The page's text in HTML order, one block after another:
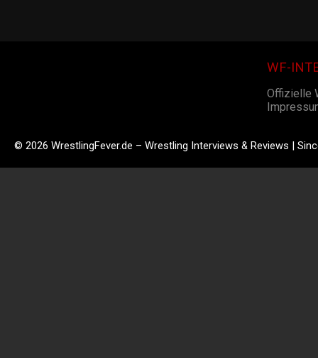
WF-
Offizielle
© 2026 WrestlingFever.de – Wrestling Interviews & Reviews |